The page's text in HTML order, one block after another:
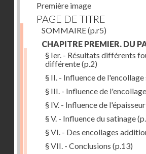
Première image
PAGE DE TITRE
SOMMAIRE(p.r5)
CHAPITRE PREMIER. DU
§ Ier. - Résultats différents
différente(p.2)
§ II. - Influence de
§ III. - Influence de
§ IV. - Influence de
§ V. - Influence du satinage
§ VI. - Des encollages
§ VII. - Conclusions (p.13)